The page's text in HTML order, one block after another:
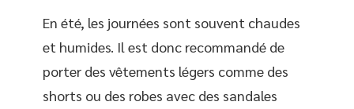
En été, les journées sont souvent chaudes
et humides. Il est donc recommandé de
porter des vêtements légers comme des
shorts ou des robes avec des sandales